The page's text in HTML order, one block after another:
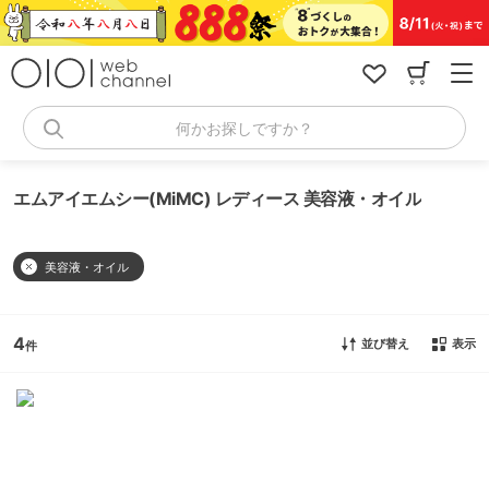
コ
ン
何かお探しですか？
エムアイエムシー(MiMC) レディース 美容液・オイル
美容液・オイル
4 並び替え 表示